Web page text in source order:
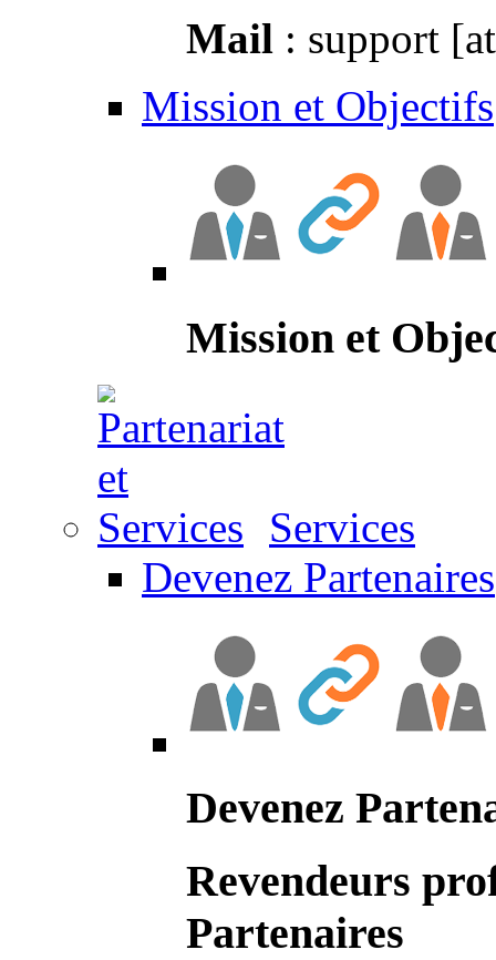
Mail : support
Mission et Objectifs
Mission et
Services
Devenez Partenaires
Devenez
Revendeurs
Partenaires